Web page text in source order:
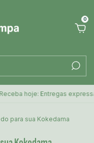
0
Entregas expressas
para sua Kokedama